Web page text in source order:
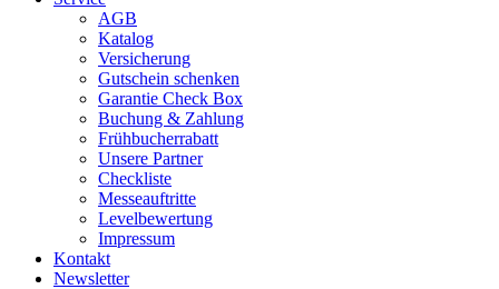
AGB
Katalog
Versicherung
Gutschein schenken
Garantie Check Box
Buchung & Zahlung
Frühbucherrabatt
Unsere Partner
Checkliste
Messeauftritte
Levelbewertung
Impressum
Kontakt
Newsletter